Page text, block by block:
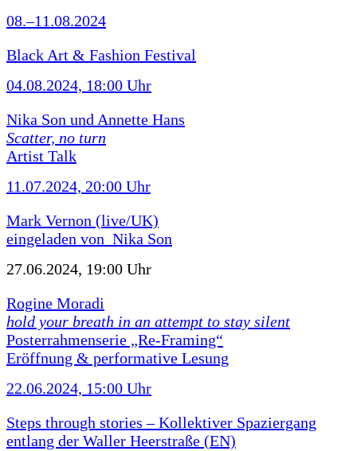
08.–11.08.2024
Black Art & Fashion Festival
04.08.2024, 18:00 Uhr
Nika Son und Annette Hans
Scatter, no turn
Artist Talk
11.07.2024, 20:00 Uhr
Mark Vernon (live/UK)
eingeladen von Nika Son
27.06.2024, 19:00 Uhr
Rogine Moradi
hold your breath in an attempt to stay silent
Posterrahmenserie „Re-Framing“
Eröffnung & performative Lesung
22.06.2024, 15:00 Uhr
Steps through stories – Kollektiver Spaziergang
entlang der Waller Heerstraße (EN)